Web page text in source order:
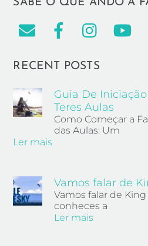
SABE O QUE ANDO A
RECENT POSTS
Guia De
Teres Aulas
Como Começar a
das Aulas: Um
Ler mais
Vamos falar de
Vamos falar de
conheces a
Ler mais